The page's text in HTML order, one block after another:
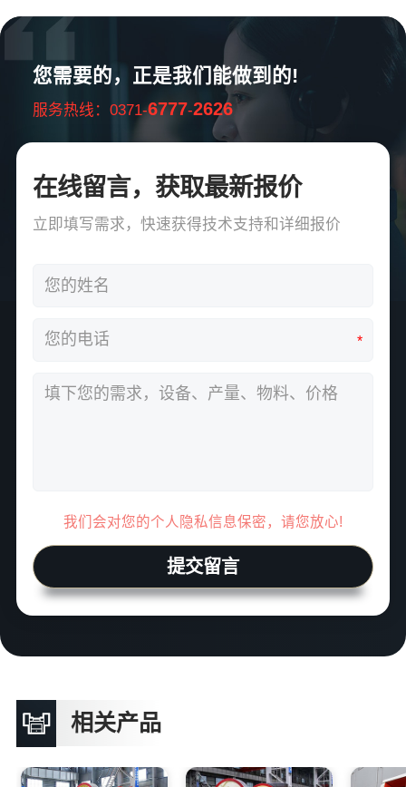
您需要的，正是我们能做到的!
服务热线：0371-6777-2626
在线留言，获取最新报价
立即填写需求，快速获得技术支持和详细报价
*
我们会对您的个人隐私信息保密，请您放心!
提交留言
相关产品